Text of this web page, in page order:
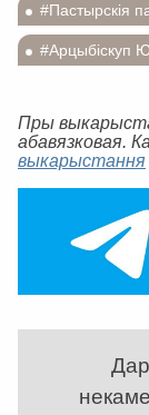
#Пастырскія
#Арцыбіскуп
Пры
абавязковая.
выкарыстання